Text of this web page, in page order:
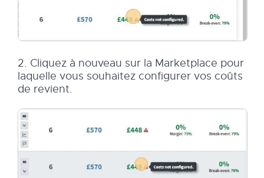
2. Cliquez à nouveau sur la Marketplace pour
laquelle vous souhaitez configurer vos coûts
de revient.